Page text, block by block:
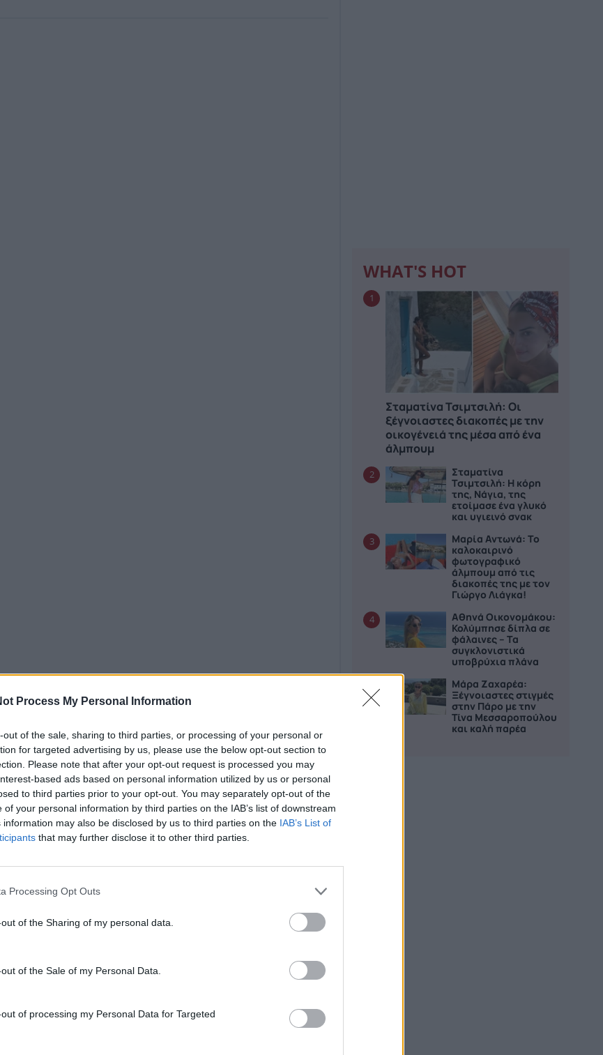
Process My Personal Information
out of the sale, sharing to third parties, or processing of your personal or
for targeted advertising by us, please use the below opt-out section to
Please note that after your opt-out request is processed you may
based ads based on personal information utilized by us or personal
to third parties prior to your opt-out. You may separately opt-out of the
of your personal information by third parties on the IAB’s list of downstream
information may also be disclosed by us to third parties on the IAB’s List of
that may further disclose it to other third parties.
Processing Opt Outs
of the Sharing of my personal data.
of the Sale of my Personal Data.
of processing my Personal Data for Targeted
WHAT'S HOT
1
Σταματίνα Τσιμτσιλή: Οι
ξέγνοιαστες διακοπές με την
οικογένειά της μέσα από ένα
άλμπουμ
2
Σταματίνα
Τσιμτσιλή: Η κόρη
της, Νάγια, της
ετοίμασε ένα γλυκό
και υγιεινό σνακ
3
Μαρία Αντωνά: Το
καλοκαιρινό
φωτογραφικό
άλμπουμ από τις
διακοπές της με τον
Γιώργο Λιάγκα!
4
Αθηνά Οικονομάκου:
Κολύμπησε δίπλα σε
φάλαινες – Τα
συγκλονιστικά
υποβρύχια πλάνα
Μάρα Ζαχαρέα:
Ξέγνοιαστες στιγμές
στην Πάρο με την
Τίνα Μεσσαροπούλου
και καλή παρέα